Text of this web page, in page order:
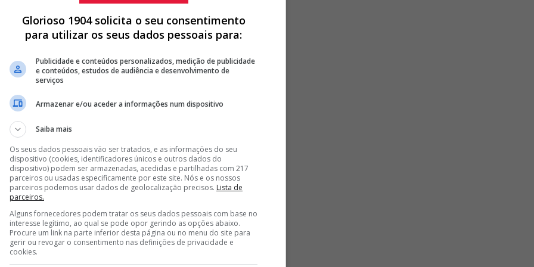
Jornal,os dragões quiseram mesmo adquirir o
a um entendimento com o Clube da Luze vai
nos próximos dias.
DA LIGA ESPANHOLA NAS COMPETIÇÕES
MELHOR MARCADOR DA LIGA PORTUGUESA
EM 2026 É O NOVO TÉCNICO DO BENFICA
< >
ao Clube liderado por
Glorioso 1904 solicita o seu consentimento
para utilizar os seus dados pessoais para:
Publicidade e conteúdos personalizados, medição de publicidade
e conteúdos, estudos de audiência e desenvolvimento de
serviços
Armazenar e/ou aceder a informações num dispositivo
Saiba mais
Os seus dados pessoais vão ser tratados, e as informações do seu
dispositivo (cookies, identificadores únicos e outros dados do
dispositivo) podem ser armazenadas, acedidas e partilhadas com 217
parceiros ou usadas especificamente por este site. Nós e os nossos
parceiros podemos usar dados de geolocalização precisos. Lista de
parceiros.
Alguns fornecedores podem tratar os seus dados pessoais com base no
interesse legítimo, ao qual se pode opor gerindo as opções abaixo.
Procure um link na parte inferior desta página ou no menu do site para
gerir ou revogar o consentimento nas definições de privacidade e
cookies.